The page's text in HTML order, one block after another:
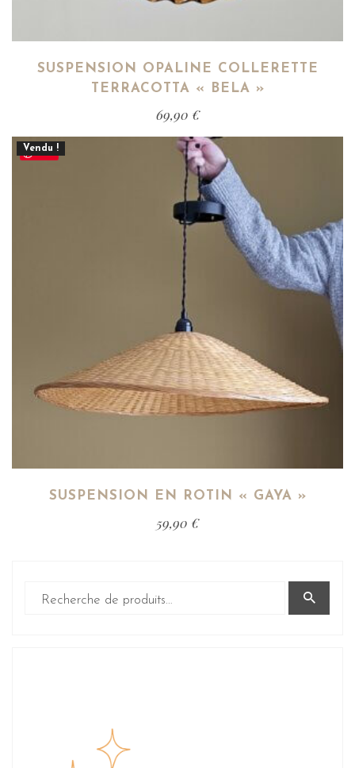
SUSPENSION OPALINE COLLERETTE
TERRACOTTA « BELA »
69,90 €
Save
Vendu !
SUSPENSION EN ROTIN « GAYA »
59,90 €